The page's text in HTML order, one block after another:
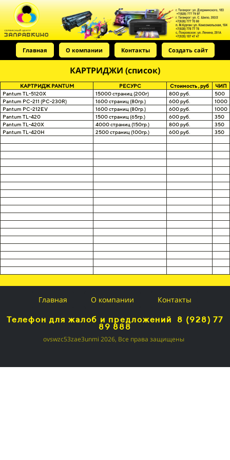
Главная О компании Контакты Создать сайт
КАРТРИДЖИ (список)
КАРТРИДЖ PANTUM РЕСУРС Стоимость , руб
ЧИП
Pantum TL-5120X
15000 страниц (200г) 800 руб.
500
Pantum PC-211 (PC-230R)
1600 страниц (80гр.) 600 руб.
1000
Pantum PC-212EV
1600 страниц (80гр.) 600 руб.
1000
Pantum TL-420
1500 страниц (65гр.) 600 руб.
350
Pantum TL-420X
4000 страниц (150гр.) 800 руб.
350
Pantum TL-420H
2500 страниц (100гр.) 600 руб. 350
Главная О компании Контакты
Телефон для жалоб и предложений 8 (928) 77
89 888
ovswzc53zae3unmi 2026, Все права защищены